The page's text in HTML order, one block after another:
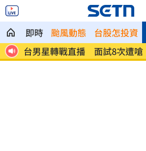
即時 颱風動態 台股怎投資
紅 全聯、萬家福防空演習「暫停
付」！